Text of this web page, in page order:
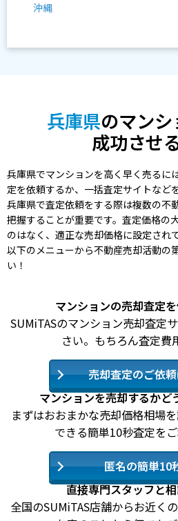
沖縄
兵庫県のマン
成功させ
兵庫県でマンションを高く早く売るに
定を依頼するか、一括査定サイトなど
兵庫県で査定依頼をする際は複数の不
把握することが重要です。査定価格の
のはなく、適正な売却価格に設定され
以下のメニューから不動産売却活動の
い！
マンションの売却査定
SUMiTASのマンション売却査定
さい。もちろん査定費
売却査定のご依
マンションを売却するかど
まずはおおまかな売却価格相場
できる簡単10秒査定をご
匿名の簡単10
直接専門スタッフと
全国のSUMiTAS店舗からお近く